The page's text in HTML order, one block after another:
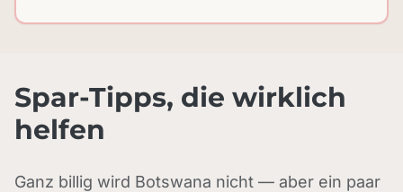
Spar-Tipps, die wirklich
helfen
Ganz billig wird Botswana nicht — aber ein paar